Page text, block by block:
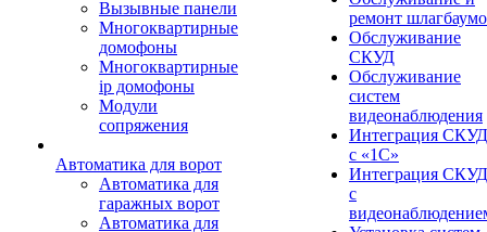
Вызывные панели
Многоквартирные
домофоны
Многоквартирные
ip домофоны
Модули
сопряжения
Автоматика для ворот
Автоматика для
гаражных ворот
Автоматика для
ремонт
Обслуживание
СКУД
Обслуживание
систем
видеонаблюдения
Интеграция СКУД
с «1С»
Интеграция СКУД
с